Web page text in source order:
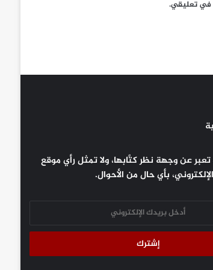
في تعليقي.
تعبر عن وجهة نظر كتَّابها، ولا تمثل رأي موقع
بأي حال من الأحوال.